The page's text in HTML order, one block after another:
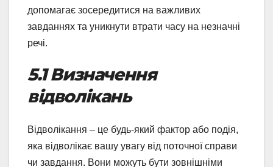
допомагає зосередитися на важливих
завданнях та уникнути втрати часу на незначні
речі.
5.1 Визначення
відволікань
Відволікання – це будь-який фактор або подія,
яка відволікає вашу увагу від поточної справи
чи завдання. Вони можуть бути зовнішніми